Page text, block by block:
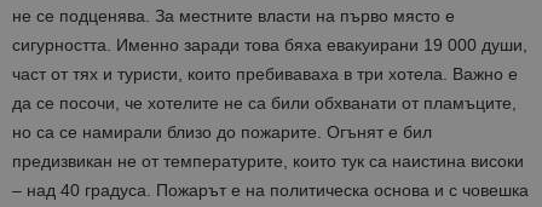
не се подценява. За местните власти на първо място е
сигурността. Именно заради това бяха евакуирани 19 000 души,
част от тях и туристи, които пребиваваха в три хотела. Важно е
да се посочи, че хотелите не са били обхванати от пламъците,
но са се намирали близо до пожарите. Огънят е бил
предизвикан не от температурите, които тук са наистина високи
– над 40 градуса. Пожарът е на политическа основа и с човешка